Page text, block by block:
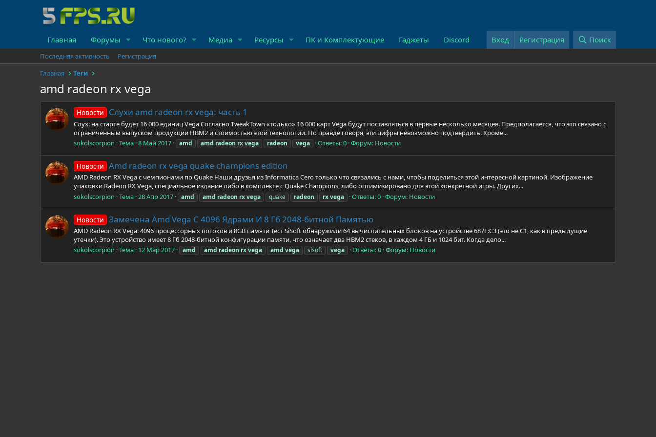
Главная Форумы Что нового? Медиа Ресурсы ПК и Комплектующие Гаджеты Discord Вход Регистрация Поиск
Последняя активность
Регистрация
Главная
Теги
amd radeon rx vega
Новости Слухи amd radeon rx vega: часть 1
Слух: на старте будет 16 000 единиц Vega Согласно TweakTown «только» 16 000 карт Vega будут поставляться в первые несколько месяцев. Предполагается, что это связано с
ограниченным выпуском продукции HBM2 и стоимостью этой технологии. По правде говоря, эти цифры невозможно подтвердить. Кроме...
sokolscorpion Тема 8 Май 2017 amd amd radeon rxvega radeon vega Ответы: 0 Форум: Новости
Новости Amd radeon rx vega quake champions edition
AMD Radeon RX Vega с чемпионами по Quake Наши друзья из Informatica Cero только что связались с нами, чтобы поделиться этой интересной картиной. Изображение
упаковки Radeon RX Vega, специальное издание либо в комплекте с Quake Champions, либо оптимизировано для этой конкретной игры. Других...
sokolscorpion Тема 28 Апр 2017 amd amd radeon rxvega quake radeon rxvega Ответы: 0 Форум: Новости
Новости Замечена Amd Vega С 4096 Ядрами И 8 Гб 2048-битной Памятью
AMD Radeon RX Vega: 4096 процессорных потоков и 8GB памяти Тест SiSoft обнаружили 64 вычислительных блоков на устройстве 687F:С3 (это не С1, как в предыдущие
утечки). Это устройство имеет 8 Гб 2048-битной конфигурации памяти, что означает два HBM2 стеков, в каждом 4 ГБ и 1024 бит. Когда дело...
sokolscorpion Тема 12 Мар 2017 amd amd radeon rxvega amd vega sisoft vega Ответы: 0 Форум: Новости